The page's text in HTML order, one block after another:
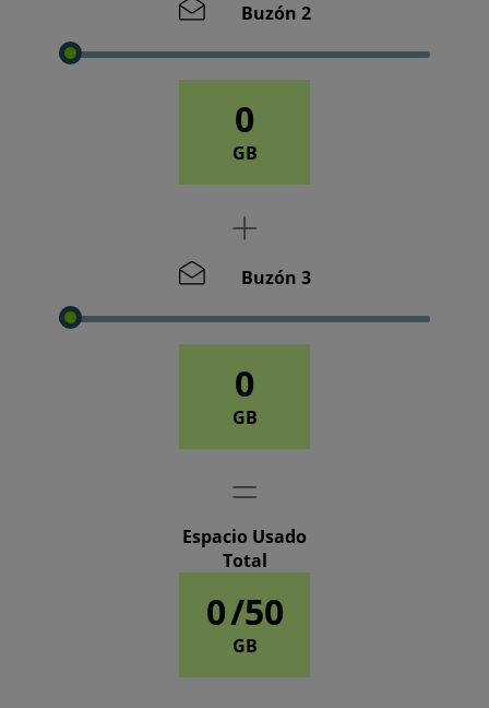
Buzón 2
0
GB
Buzón 3
0
GB
Espacio Usado
Total
0/50
GB